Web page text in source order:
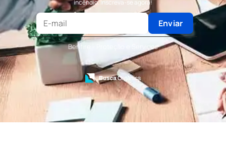
Terceirização de Recepção
Terceirização de Recepcionista
Terceirização de Serviços de Recepcionistas
Treinamento de Bombeiro Civil
Treinamento de Bombeiros
Treinamento de Brigada
Treinamento de Brigada de Emergência
Treinamento de Brigada de Incêndio
Treinamento de Brigada de Incêndio Valor
Treinamento de Brigadista de Incêndio
Treinamento de Combate a Incêndio NR 23
incêndio. Inscreva-se agora!
Enviar
Benfire - Proteção e Serviços